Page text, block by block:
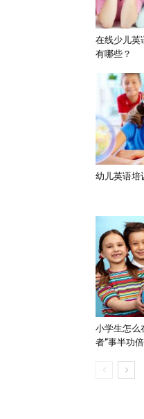
在线少儿英
有哪些？
幼儿英语培
小学生怎么
者”事半功倍